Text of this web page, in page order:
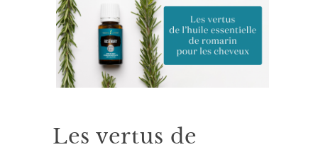
Les vertus de